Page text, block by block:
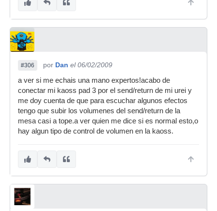
#306 por Dan el 06/02/2009
a ver si me echais una mano expertos!acabo de
conectar mi kaoss pad 3 por el send/return de mi urei y
me doy cuenta de que para escuchar algunos efectos
tengo que subir los volumenes del send/return de la
mesa casi a tope.a ver quien me dice si es normal esto,o
hay algun tipo de control de volumen en la kaoss.